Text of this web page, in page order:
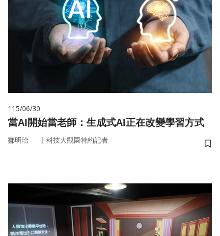
115/06/30
當AI開始當老師：生成式AI正在改變學習方式
鄒明珆 ｜ 科技大觀園特約記者
儲